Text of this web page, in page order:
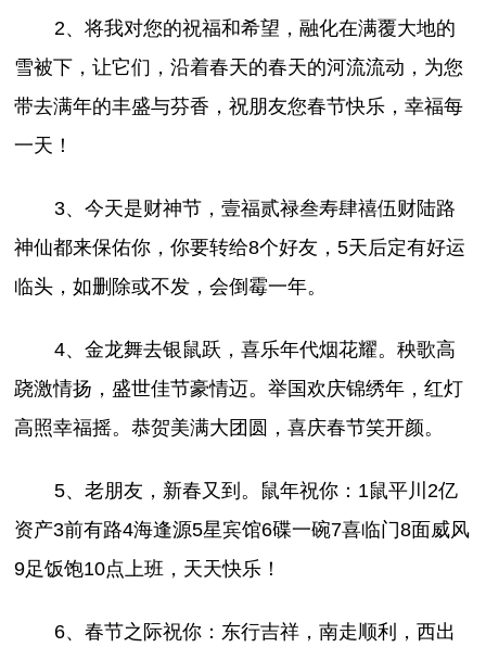
2、将我对您的祝福和希望，融化在满覆大地的
雪被下，让它们，沿着春天的春天的河流流动，为您
带去满年的丰盛与芬香，祝朋友您春节快乐，幸福每
一天！
3、今天是财神节，壹福贰禄叁寿肆禧伍财陆路
神仙都来保佑你，你要转给8个好友，5天后定有好运
临头，如删除或不发，会倒霉一年。
4、金龙舞去银鼠跃，喜乐年代烟花耀。秧歌高
跷激情扬，盛世佳节豪情迈。举国欢庆锦绣年，红灯
高照幸福摇。恭贺美满大团圆，喜庆春节笑开颜。
5、老朋友，新春又到。鼠年祝你：1鼠平川2亿
资产3前有路4海逢源5星宾馆6碟一碗7喜临门8面威风
9足饭饱10点上班，天天快乐！
6、春节之际祝你：东行吉祥，南走顺利，西出